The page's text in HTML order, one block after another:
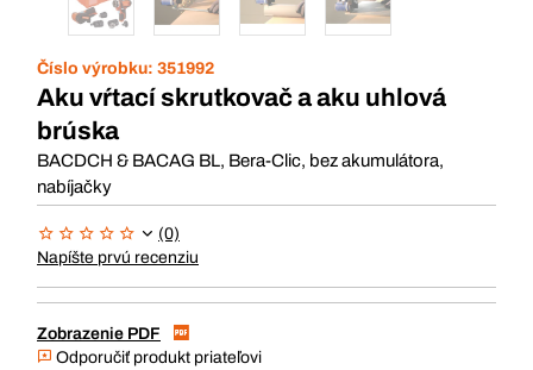
Číslo výrobku: 351992
Aku vŕtací skrutkovač a aku uhlová
brúska
BACDCH & BACAG BL, Bera-Clic, bez akumulátora,
nabíjačky
(0)
Napíšte prvú recenziu
Zobrazenie PDF
Odporučiť produkt priateľovi